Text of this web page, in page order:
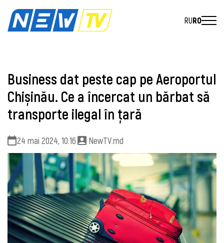
RURO
Business dat peste cap pe Aeroportul
Chișinău. Ce a încercat un bărbat să
transporte ilegal în țară
24 mai 2024, 10:16 NewTV.md